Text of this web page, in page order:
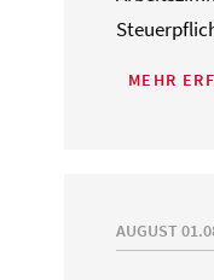
MEHR
AUGUST